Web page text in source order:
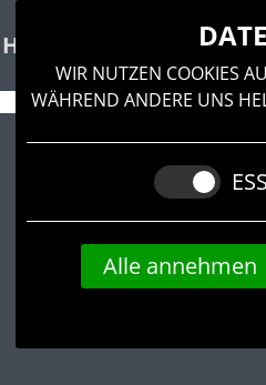
HOME
WIR NUTZEN COOKIES
WÄHREND ANDERE UNS
Alle annehmen